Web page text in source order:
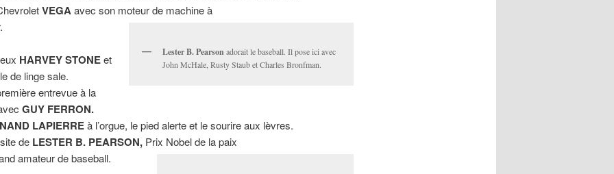
VEGAavec son moteur de machine à
Lester B. Pearson adorait le baseball. Il pose ici avec
John McHale, Rusty Staub et Charles Bronfman.
HARVEY STONEet
de linge sale.
entrevue à la
GUY FERRON.
LAPIERREà l’orgue, le pied alerte et le sourire aux lèvres.
de LESTER B. PEARSON, Prix Nobel de la paix
amateur de baseball.